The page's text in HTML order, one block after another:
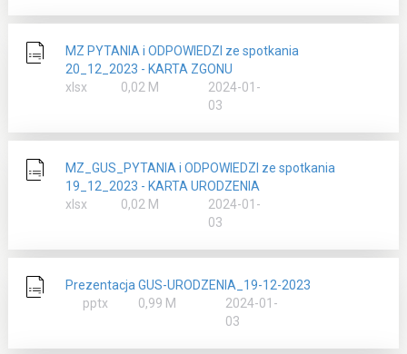
MZ PYTANIA i ODPOWIEDZI ze spotkania
20_12_2023 - KARTA ZGONU
xlsx
rozmiar
0,02 M
2024-01-
03
MZ_GUS_PYTANIA i ODPOWIEDZI ze spotkania
19_12_2023 - KARTA URODZENIA
xlsx
rozmiar
0,02 M
2024-01-
03
Prezentacja GUS-URODZENIA_19-12-2023
pptx
rozmiar
0,99 M
2024-01-
03